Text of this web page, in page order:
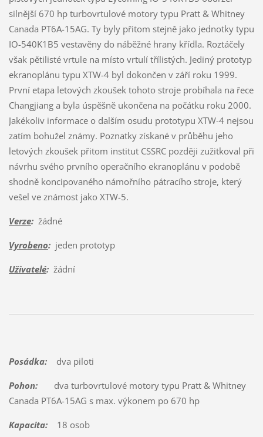
silnější 670 hp turbovrtulové motory typu Pratt & Whitney
Canada PT6A-15AG. Ty byly přitom stejně jako jednotky typu
IO-540K1B5 vestavěny do náběžné hrany křídla. Roztáčely
však pětilisté vrtule na místo vrtulí třílistých. Jediný prototyp
ekranoplánu typu XTW-4 byl dokončen v září roku 1999.
První etapa letových zkoušek tohoto stroje probíhala na řece
Changjiang a byla úspěšně ukončena na počátku roku 2000.
Jakékoliv informace o dalším osudu prototypu XTW-4 nejsou
zatím bohužel známy. Poznatky získané v průběhu jeho
letových zkoušek přitom institut CSSRC později zužitkoval při
návrhu svého prvního operačního ekranoplánu v podobě
shodně koncipovaného námořního pátracího stroje, který
vešel ve známost jako XTW-5.
Verze:žádné
Vyrobeno:jeden prototyp
Uživatelé:žádní
Posádka:dva piloti
Pohon:dva turbovrtulové motory typu Pratt & Whitney
Canada PT6A-15AG s max. výkonem po 670 hp
Kapacita:18 osob